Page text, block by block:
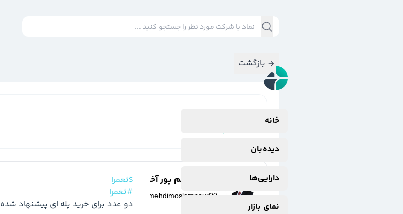
خانه
دیده‌بان
دارایی‌ها
نمای بازار
بازگشت
مهدی مسلم پور آخته خانه
mehdimoslempour00
$ثعمرا
#ثعمرا
دو عدد برای خرید پله ای پیشنهاد شده